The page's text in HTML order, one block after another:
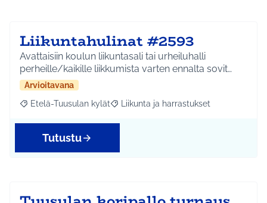
Liikuntahulinat #2593
Avattaisiin koulun liikuntasali tai urheiluhalli
perheille/kaikille liikkumista varten ennalta sovit…
Arvioitavana
Rajaa tulokset aihepiirin mukaan: Etelä-Tuusulan kylät
Etelä-Tuusulan kylät Rajaa tulokset teeman mukaan:
Liikunta ja harrastukset
Tutustu